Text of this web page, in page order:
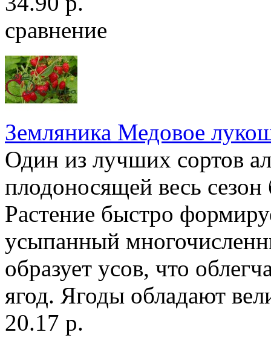
сравнение
Земляника Медовое
Один из лучших сортов
плодоносящей весь сезон
Растение быстро
усыпанный
образует усов, что
ягод. Ягоды обладают
20.17 р.